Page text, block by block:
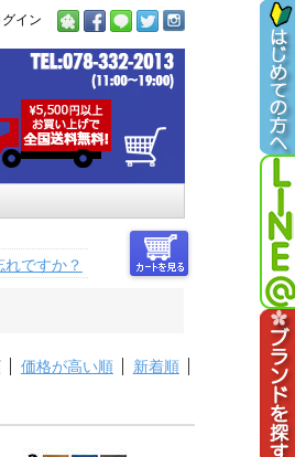
イン
ですか？
価格が高い順 新着順